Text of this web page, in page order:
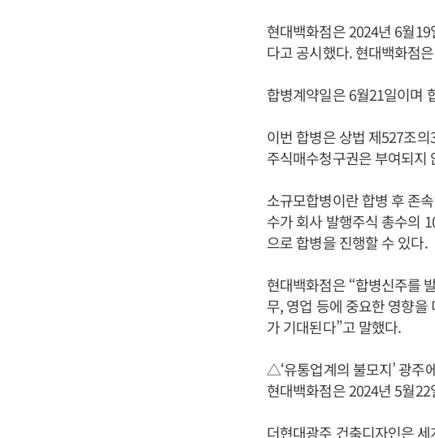
현대백화점은 2024년 6월
다고 공시했다. 현대백화점
합병계약일은 6월21일이며
이번 합병은 상법 제527조
주식매수청구권은 부여되지
소규모합병이란 합병 후 존
수가 회사 발행주식 총수의
으로 합병을 진행할 수 있다.
현대백화점은 “합병신주를
무, 영업 등에 중요한 영향
가 기대된다”고 말했다.
△‘유통업계의 불모지’ 광주
현대백화점은 2024년 5월22
더현대광주 건축디자인은